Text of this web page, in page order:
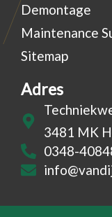
Demontage
Maintenance
Sitemap
Adres
3481 MK
0348-